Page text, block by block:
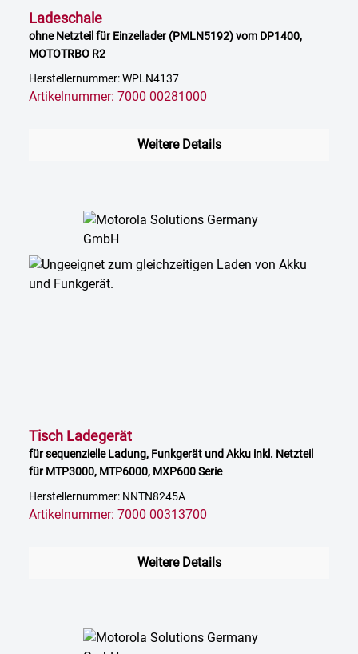
Ladeschale
ohne Netzteil für Einzellader (PMLN5192) vom DP1400,
MOTOTRBO R2
Herstellernummer: WPLN4137
Artikelnummer: 7000 00281000
Weitere Details
Tisch Ladegerät
für sequenzielle Ladung, Funkgerät und Akku inkl. Netzteil
für MTP3000, MTP6000, MXP600 Serie
Herstellernummer: NNTN8245A
Artikelnummer: 7000 00313700
Weitere Details